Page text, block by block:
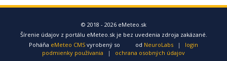
© 2018 - 2026 eMeteo.sk
Šírenie údajov z portálu eMeteo.sk je bez uvedenia zdroja zakázané.
Poháňa eMeteo CMS vyrobený so od NeuroLabs |
login
podmienky používania
| ochrana osobných údajov